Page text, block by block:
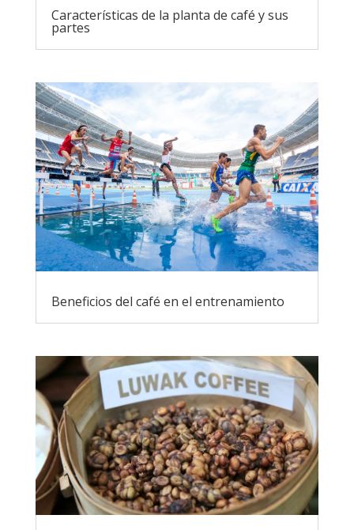
Características de la planta de café y sus
partes
Beneficios del café en el entrenamiento